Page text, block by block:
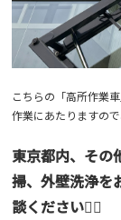
こちらの「高所作業
作業にあたりますの
東京都内、その
掃、外壁洗浄を
談ください🙇‍♂️